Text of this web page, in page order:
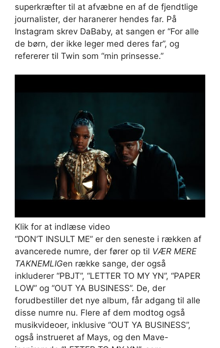
superkræfter til at afvæbne en af ​​de fjendtlige
journalister, der haranerer hendes far. På
Instagram skrev DaBaby, at sangen er “For alle
de børn, der ikke leger med deres far”, og
refererer til Twin som “min prinsesse.”
Klik for at indlæse video
“DON’T INSULT ME” er den seneste i rækken af ​​
avancerede numre, der fører op til VÆR MERE
TAKNEMLIGen række sange, der også
inkluderer “PBJT”, “LETTER TO MY YN”, “PAPER
LOW” og “OUT YA BUSINESS”. De, der
forudbestiller det nye album, får adgang til alle
disse numre nu. Flere af dem modtog også
musikvideoer, inklusive “OUT YA BUSINESS”,
også instrueret af Mays, og den Mave-